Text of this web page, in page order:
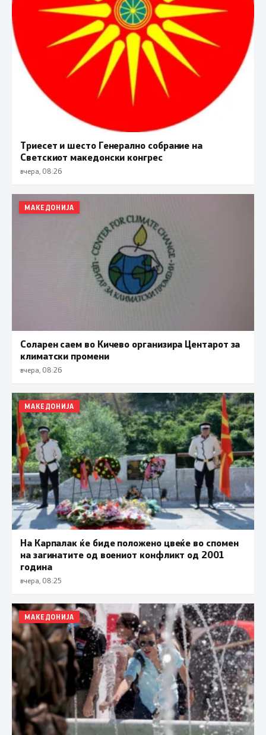
Триесет и шесто Генерално собрание на
Светскиот македонски конгрес
вчера, 08:26
МАКЕДОНИЈА
Соларен саем во Кичево организира Центарот за
климатски промени
вчера, 08:26
МАКЕДОНИЈА
На Карпалак ќе биде положено цвеќе во спомен
на загинатите од воениот конфликт од 2001
година
вчера, 08:25
МАКЕДОНИЈА